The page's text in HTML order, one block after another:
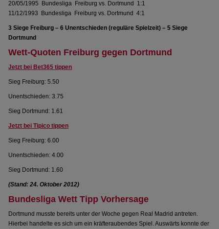
20/05/1995 Bundesliga Freiburg vs. Dortmund 1:1
11/12/1993 Bundesliga Freiburg vs. Dortmund 4:1
3 Siege Freiburg – 6 Unentschieden (reguläre Spielzeit) – 5 Siege
Dortmund
Wett-Quoten Freiburg gegen Dortmund
Jetzt bei Bet365 tippen
Sieg Freiburg: 5.50
Unentschieden: 3.75
Sieg Dortmund: 1.61
Jetzt bei Tipico tippen
Sieg Freiburg: 6.00
Unentschieden: 4.00
Sieg Dortmund: 1.60
(Stand: 24. Oktober 2012)
Bundesliga Wett Tipp Vorhersage
Dortmund musste bereits unter der Woche gegen Real Madrid antreten.
Hierbei handelte es sich um ein kräfteraubendes Spiel. Auswärts konnte der